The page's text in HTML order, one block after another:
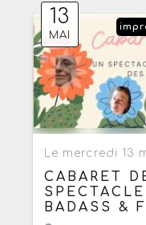
13
MAI
Le mercredi 13
CABARET
BADASS &